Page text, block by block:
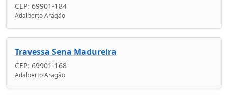
CEP: 69901-184
Adalberto Aragão
Travessa Sena Madureira
CEP: 69901-168
Adalberto Aragão